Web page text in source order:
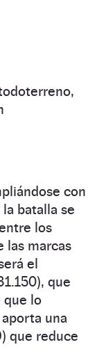
con
batalla se
los
las marcas
el
que
que lo
una
que reduce